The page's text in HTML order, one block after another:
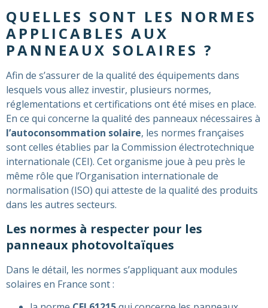
QUELLES SONT LES NORMES
APPLICABLES AUX
PANNEAUX SOLAIRES ?
Afin de s’assurer de la qualité des équipements dans
lesquels vous allez investir, plusieurs normes,
réglementations et certifications ont été mises en place.
En ce qui concerne la qualité des panneaux nécessaires à
l’autoconsommation solaire, les normes françaises
sont celles établies par la Commission électrotechnique
internationale (CEI). Cet organisme joue à peu près le
même rôle que l’Organisation internationale de
normalisation (ISO) qui atteste de la qualité des produits
dans les autres secteurs.
Les normes à respecter pour les
panneaux photovoltaïques
Dans le détail, les normes s’appliquant aux modules
solaires en France sont :